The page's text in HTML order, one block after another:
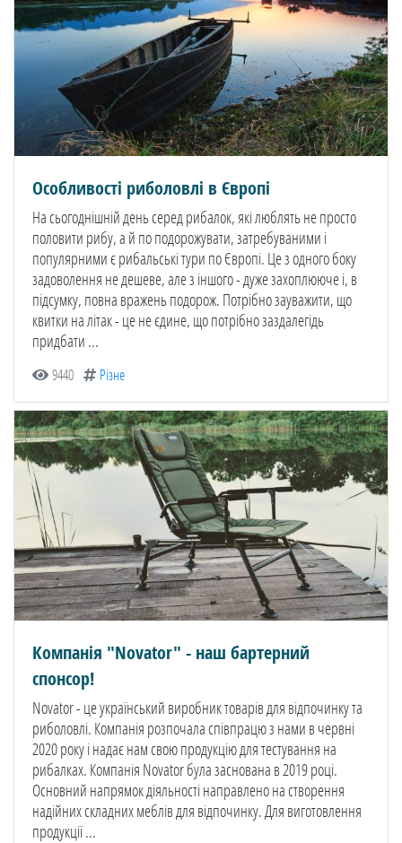
Особливості риболовлі в Європі
На сьогоднішній день серед рибалок, які люблять не просто
половити рибу, а й по подорожувати, затребуваними і
популярними є рибальські тури по Європі. Це з одного боку
задоволення не дешеве, але з іншого - дуже захоплююче і, в
підсумку, повна вражень подорож. Потрібно зауважити, що
квитки на літак - це не єдине, що потрібно заздалегідь
придбати ...
9440 Різне
Компанія "Novator" - наш бартерний
спонсор!
Novator - це український виробник товарів для відпочинку та
риболовлі. Компанія розпочала співпрацю з нами в червні
2020 року і надає нам свою продукцію для тестування на
рибалках. Компанія Novator була заснована в 2019 році.
Основний напрямок діяльності направлено на створення
надійних складних меблів для відпочинку. Для виготовлення
продукції ...